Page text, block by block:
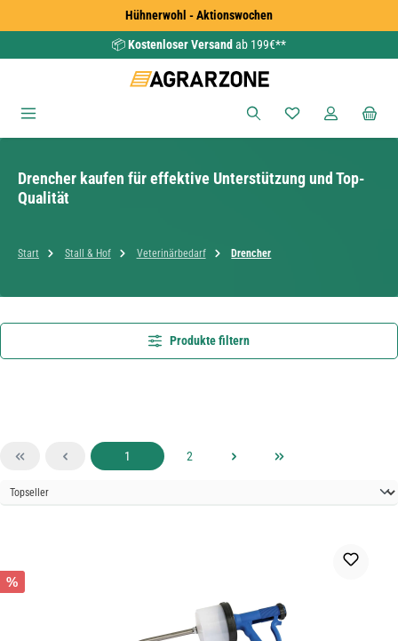
Zum Hauptinhalt springenHühnerwohl - Aktionswochen
📦Kostenloser Versand ab 199€**
Du hast 0
Drencher kaufen für effektive Unterstützung und Top-
Qualität
Start Stall & Hof Veterinärbedarf Drencher
Produkte filtern
Seite
1 Seite
2
%